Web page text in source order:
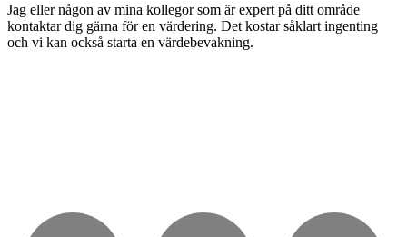
Jag eller någon av mina kollegor som är expert på ditt område
kontaktar dig gärna för en värdering. Det kostar såklart ingenting
och vi kan också starta en värdebevakning.